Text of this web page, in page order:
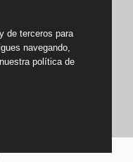
de terceros para
navegando,
política de